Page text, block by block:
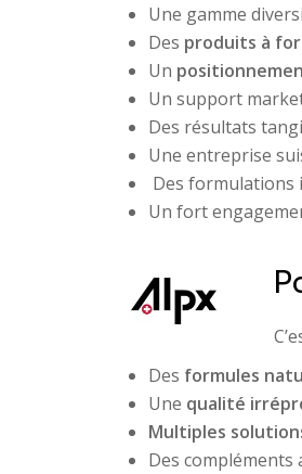
Une gamme
Des produits à
Un
Un support
Des résultats
Une entreprise
Des formulations
Un fort
Des formules
Une qualité
Multiples
Des compléments